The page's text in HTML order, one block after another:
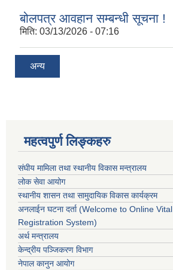
बोलपत्र आवहान सम्बन्धी सूचना !
मिति: 03/13/2026 - 07:16
अन्य
महत्वपुर्ण लिङ्कहरु
संघीय मामिला तथा स्थानीय विकास मन्त्रालय
लोक सेवा आयोग
स्थानीय शासन तथा सामुदायिक विकास कार्यक्रम
अनलाईन घटना दर्ता (Welcome to Online Vital
Registration System)
अर्थ मन्त्रालय
केन्द्रीय पञ्जिकरण विभाग
नेपाल कानुन आयोग